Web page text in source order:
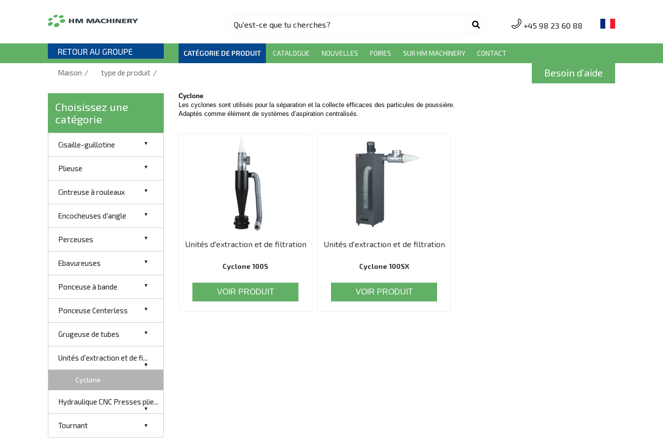
+45 98 23 60 88
RETOUR AU GROUPE CATÉGORIE DE PRODUIT CATALOGUE NOUVELLES FOIRES SUR HM MACHINERY CONTACT
Maison / type de produit / Besoin d’aide
Choisissez une
catégorie
Cisaille-guillotine
Plieuse
Cintreuse à rouleaux
Encocheuses d'angle
Perceuses
Ebavureuses
Ponceuse à bande
Ponceuse Centerless
Grugeuse de tubes
Unités d'extraction et de fi...
Cyclone
Hydraulique CNC Presses plie...
Tournant
Cyclone
Les cyclones sont utilisés pour la séparation et la collecte efficaces des particules de poussière.
Adaptés comme élément de systèmes d’aspiration centralisés.
Unités d'extraction et de filtration
Cyclone 100S
VOIR PRODUIT
Unités d'extraction et de filtration
Cyclone 100SX
VOIR PRODUIT